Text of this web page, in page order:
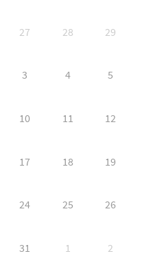
27 28 29
3 4 5
10 11 12
17 18 19
24 25 26
31 1 2